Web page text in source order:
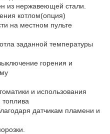
из нержавеющей стали.
котлом(опция)
на местном пульте
заданной температуры
горения и
и использования
датчикам пламени и